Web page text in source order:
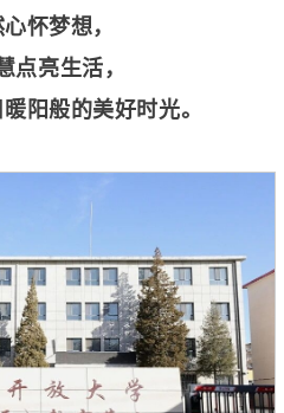
怀梦想，
点亮生活，
阳般的美好时光。